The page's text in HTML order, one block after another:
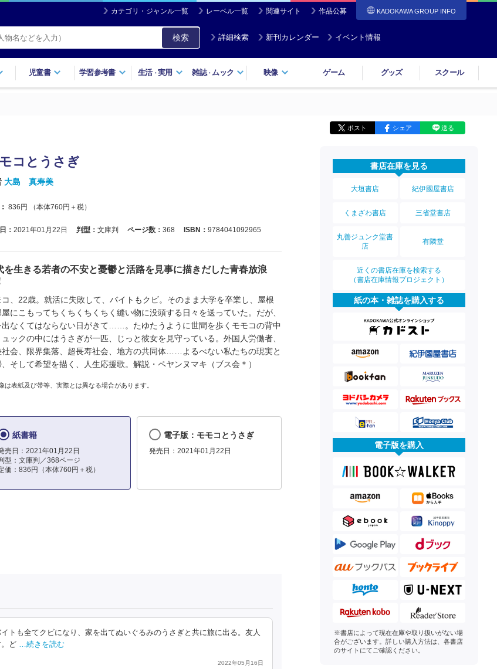
カテゴリ・ジャンル一覧 レーベル一覧 関連サイト 作品公募 KADOKAWA GROUP INFO
検索 詳細検索 新刊カレンダー イベント情報
児童書 学習参考書 生活・実用 雑誌・ ムック 映像 ゲーム グッズ スクール
ポスト シェア 送る
コとうさぎ
大島 真寿美
836 円 （本体760円＋税）
： 2021年01月22日 判型： 文庫判 ページ数： 368 ISBN： 9784041092965
を生きる若者の不安と憂鬱と活路を見事に描きだした青春放浪
コ、22歳。就活に失敗して、バイトもクビ。そのまま大学を卒業し、屋根
にこもってちくちくちくちく縫い物に没頭する日々を送っていた。だが、
出なくてはならない日がきて……。たゆたうように世間を歩くモモコの背中
ックの中にはうさぎが一匹、じっと彼女を見守っている。外国人労働者、
社会、限界集落、超長寿社会、地方の共同体……よるべない私たちの現実と
そして希望を描く、人生応援歌。解説・ペヤンヌマキ（ブス会＊）
は表紙及び帯等、実際とは異なる場合があります。
紙書籍
売日：2021年01月22日
型：文庫判／368ページ
価：836円（本体760円＋税）
電子版：モモコとうさぎ
発売日：2021年01月22日
トも全てクビになり、家を出てぬいぐるみのうさぎと共に旅に出る。友人
ど
…続きを読む
2022年05月16日
書店在庫を見る
大垣書店 紀伊國屋書店
くまざわ書店 三省堂書店
丸善ジュンク堂書
店
有隣堂
近くの書店在庫を検索する
（書店在庫情報プロジェクト）
紙の本・雑誌を購入する
電子版を購入
※書店によって現在在庫や取り扱いがない場
合がございます。詳しい購入方法は、各書店
のサイトにてご確認ください。